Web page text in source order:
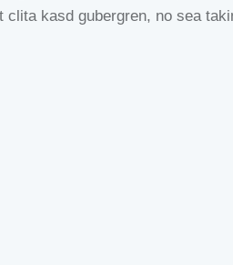
kasd gubergren, no sea